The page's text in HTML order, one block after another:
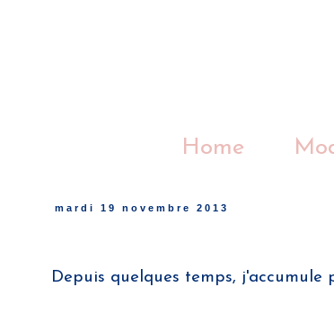
Home
mardi 19 novembre 2013
Depuis quelques temps,